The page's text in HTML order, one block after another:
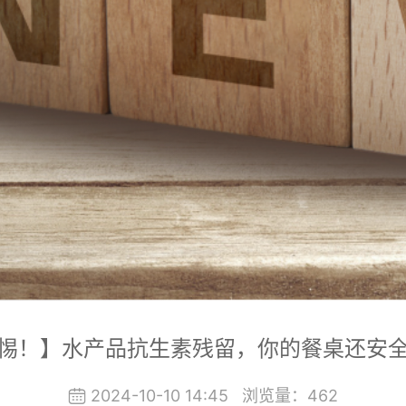
！】水产品抗生素残留，你的餐桌还安
2024-10-10 14:45 浏览量： 462